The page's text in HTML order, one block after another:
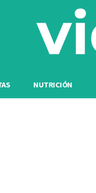
NUTRICIÓN